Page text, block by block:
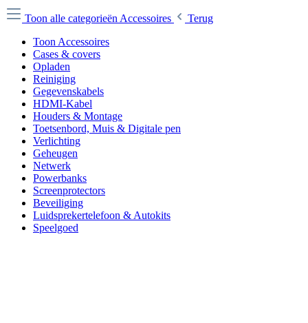
Toon alle categorieën Accessoires
Terug
Toon Accessoires
Cases & covers
Opladen
Reiniging
Gegevenskabels
HDMI-Kabel
Houders & Montage
Toetsenbord, Muis & Digitale pen
Verlichting
Geheugen
Netwerk
Powerbanks
Screenprotectors
Beveiliging
Luidsprekertelefoon & Autokits
Speelgoed